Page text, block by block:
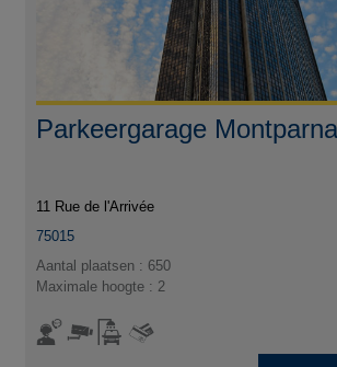
Parkeergarage
11 Rue de l'Arrivée
75015
Aantal plaatsen : 650
Maximale hoogte : 2